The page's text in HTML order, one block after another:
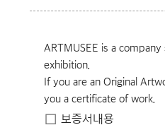
ARTMUSEE is a
exhibition.
If you are an Original
you a certificate of work.
보증서내용